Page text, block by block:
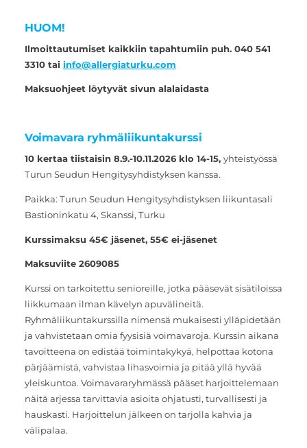
HUOM!
Ilmoittautumiset kaikkiin tapahtumiin puh. 040 541
3310 tai info@allergiaturku.com
Maksuohjeet löytyvät sivun alalaidasta
Voimavara ryhmäliikuntakurssi
10 kertaa tiistaisin 8.9.-10.11.2026 klo 14-15, yhteistyössä
Turun Seudun Hengitysyhdistyksen kanssa.
Paikka: Turun Seudun Hengitysyhdistyksen liikuntasali
Bastioninkatu 4, Skanssi, Turku
Kurssimaksu 45€ jäsenet, 55€ ei-jäsenet
Maksuviite 2609085
Kurssi on tarkoitettu senioreille, jotka pääsevät sisätiloissa
liikkumaan ilman kävelyn apuvälineitä.
Ryhmäliikuntakurssilla nimensä mukaisesti ylläpidetään
ja vahvistetaan omia fyysisiä voimavaroja. Kurssin aikana
tavoitteena on edistää toimintakykyä, helpottaa kotona
pärjäämistä, vahvistaa lihasvoimia ja pitää yllä hyvää
yleiskuntoa. Voimavararyhmässä pääset harjoittelemaan
näitä arjessa tarvittavia asioita ohjatusti, turvallisesti ja
hauskasti. Harjoittelun jälkeen on tarjolla kahvia ja
välipalaa.